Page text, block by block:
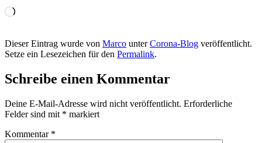
Wird
Dieser Eintrag wurde von Marco unterCorona-Blog veröffentlicht.
Setze ein Lesezeichen für den Permalink.
Schreibe einen Kommentar
Deine E-Mail-Adresse wird nicht veröffentlicht. Erforderliche
Felder sind mit * markiert
Kommentar *